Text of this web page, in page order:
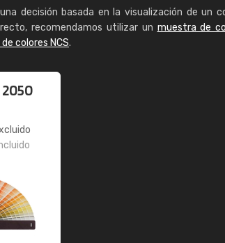
decisión basada en la visualización de un
recomendamos utilizar un muestra de
colores NCS.